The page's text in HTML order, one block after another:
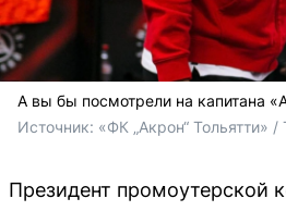
А вы бы посмотрели на капитана
Источник: «ФК „Акрон“ Тольятти» /
Президент промоутерской